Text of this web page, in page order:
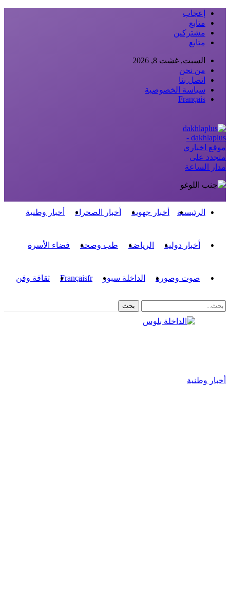
إعجاب
متابع
مشتركين
متابع
السبت, غشت 8, 2026
من نحن
اتصل بنا
سياسة الخصوصية
Français
dakhlaplus -
موقع اخباري
متجدد على
مدار الساعة
الرئيسية أخبار جهوية أخبار الصحراء أخبار وطنية
أخبار دولية الرياضة طب وصحة فضاء الأسرة
صوت وصورة الداخلة سبور Françaisfr ثقافة وفن
أخبار وطنية